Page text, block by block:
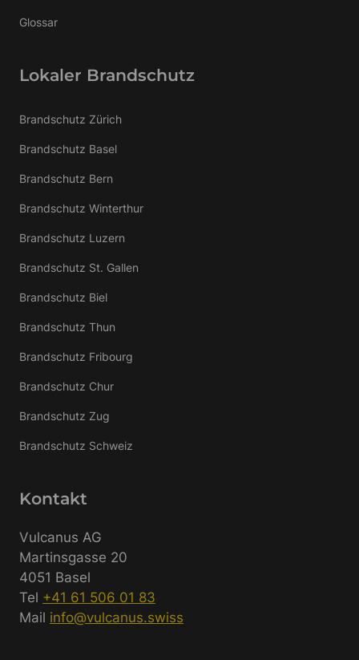
Glossar
Lokaler Brandschutz
Brandschutz Zürich
Brandschutz Basel
Brandschutz Bern
Brandschutz Winterthur
Brandschutz Luzern
Brandschutz St. Gallen
Brandschutz Biel
Brandschutz Thun
Brandschutz Fribourg
Brandschutz Chur
Brandschutz Zug
Brandschutz Schweiz
Kontakt
Vulcanus AG
Martinsgasse 20
4051 Basel
Tel +41 61 506 01 83
Mail info@vulcanus.swiss